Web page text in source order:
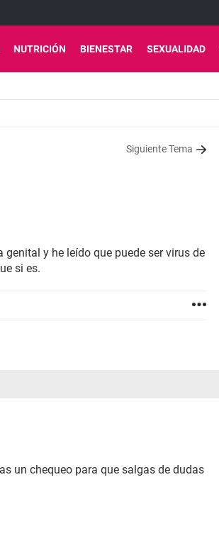
NUTRICIÓN BIENESTAR SEXUALIDAD
Siguiente Tema
y he leído que puede ser virus de
si es.
un chequeo para que salgas de dudas